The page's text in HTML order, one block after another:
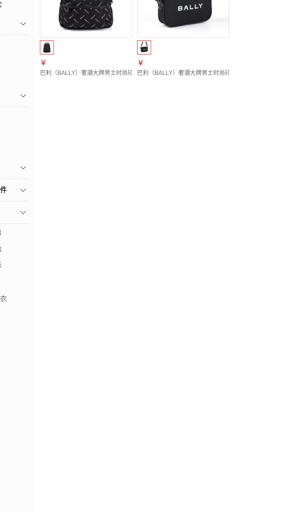
￥
巴利（BALLY）奢潮大牌男士时尚印花休闲轻便尼龙双肩包 MAK04Z NY221 黑色 U901P 均码
￥
巴利（BALLY）奢潮大牌男士时尚印花轻便帆布单肩斜挎包